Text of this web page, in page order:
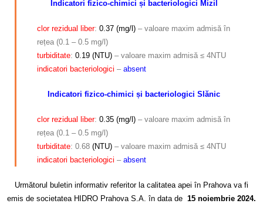
Indicatori fizico-chimici și bacteriologici Mizil
clor rezidual liber: 0.37 (mg/l) – valoare maxim admisă în
rețea (0.1 – 0.5 mg/l)
turbiditate: 0.19 (NTU) – valoare maxim admisă ≤ 4NTU
indicatori bacteriologici – absent
Indicatori fizico-chimici și bacteriologici Slănic
clor rezidual liber: 0.35 (mg/l) – valoare maxim admisă în
rețea (0.1 – 0.5 mg/l)
turbiditate: 0.68 (NTU) – valoare maxim admisă ≤ 4NTU
indicatori bacteriologici – absent
Următorul buletin informativ referitor la calitatea apei în Prahova va fi
emis de societatea HIDRO Prahova S.A. în data de 15 noiembrie 2024.